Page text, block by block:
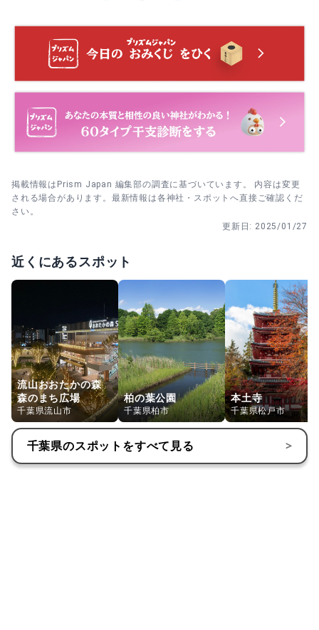
前中は比較的静かで、式後は境内散策も楽しめます。
す。
平日朝または雨天時を選ぶ→本殿→末社→御神水所の順で
回ると落ち着いて参拝しやすい。
掲載情報はPrism Japan 編集部の調査に基づいています。 内容は変更
される場合があります。最新情報は各神社・スポットへ直接ご確認くだ
さい。
更新日: 2025/01/27
近くにあるスポット
流山おおたかの森
森のまち広場
千葉県流山市
柏の葉公園
千葉県柏市
本土寺
千葉県松戸市
千葉県のスポットをすべて見る >